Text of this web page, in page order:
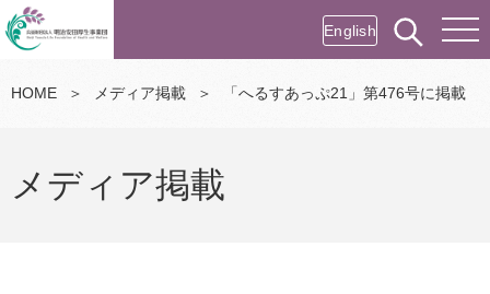
English
HOME ＞ メディア掲載 ＞ 「へるすあっぷ21」第476号に掲載
メディア掲載